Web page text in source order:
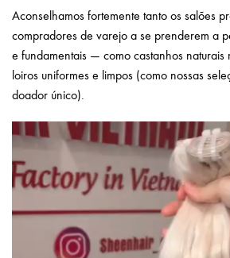
Aconselhamos fortemente tanto os salões
compradores de varejo a se prenderem a
e fundamentais — como castanhos naturais
loiros uniformes e limpos (como nossas
doador único).